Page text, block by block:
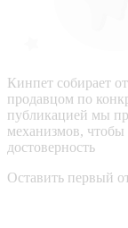
Кинпет собирает
продавцом по
публикацией мы
механизмов, чтобы
достоверность
Оставить первый